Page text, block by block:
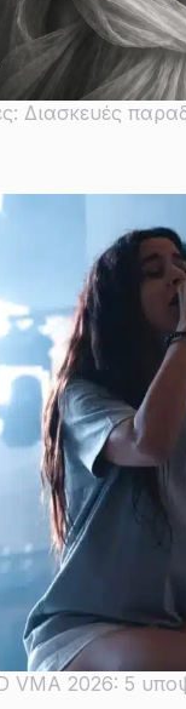
Διασκευές
VMA 2026: 5